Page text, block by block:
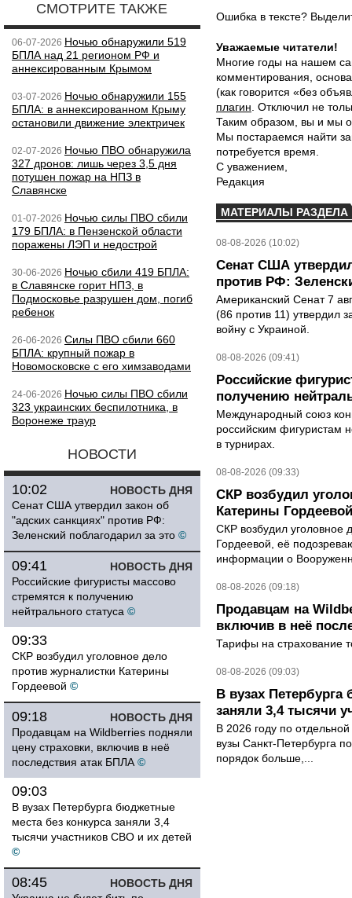
СМОТРИТЕ ТАКЖЕ
06-07-2026 Ночью обнаружили 519
БПЛА над 21 регионом РФ и
аннексированным Крымом
03-07-2026 Ночью обнаружили 155
БПЛА: в аннексированном Крыму
остановили движение электричек
02-07-2026 Ночью ПВО обнаружила
327 дронов: лишь через 3,5 дня
потушен пожар на НПЗ в
Славянске
01-07-2026 Ночью силы ПВО сбили
179 БПЛА: в Пензенской области
поражены ЛЭП и недострой
30-06-2026 Ночью сбили 419 БПЛА:
в Славянске горит НПЗ, в
Подмосковье разрушен дом, погиб
ребенок
26-06-2026 Силы ПВО сбили 660
БПЛА: крупный пожар в
Новомосковске с его химзаводами
24-06-2026 Ночью силы ПВО сбили
323 украинских беспилотника, в
Воронеже траур
НОВОСТИ
НОВОСТЬ ДНЯ
10:02
Сенат США утвердил закон об
"адских санкциях" против РФ:
Зеленский поблагодарил за это ©
НОВОСТЬ ДНЯ
09:41
Российские фигуристы массово
стремятся к получению
нейтрального статуса ©
09:33
СКР возбудил уголовное дело
против журналистки Катерины
Гордеевой ©
НОВОСТЬ ДНЯ
09:18
Продавцам на Wildberries подняли
цену страховки, включив в неё
последствия атак БПЛА ©
09:03
В вузах Петербурга бюджетные
места без конкурса заняли 3,4
тысячи участников СВО и их детей
©
НОВОСТЬ ДНЯ
08:45
Ошибка в тексте?
Уважаемые читатели!
Многие годы на нашем
комментирования,
(как говорится «без
плагин . Отключил не
Таким образом, вы и мы
Мы постараемся найти
потребуется время.
С уважением,
Редакция
МАТЕРИАЛЫ РАЗДЕЛА
08-08-2026 (10:02)
Сенат США
против РФ:
Американский Сенат 7
(86 против 11) утвердил
войну с Украиной.
08-08-2026 (09:41)
Российские
получению
Международный союз
российским фигуристам
в турнирах.
08-08-2026 (09:33)
СКР возбудил
Катерины Гордеевой
СКР возбудил уголовное
Гордеевой, её
информации о
08-08-2026 (09:18)
Продавцам на
включив в неё
Тарифы на страхование
08-08-2026 (09:03)
В вузах
заняли 3,4 тысячи
В 2026 году по
вузы Санкт-Петербурга
порядок больше,...